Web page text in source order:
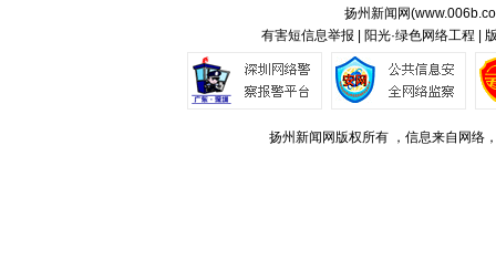
扬州新闻网(
有害短信息举报 | 阳光·绿色网络工程 |
扬州新闻网版权所有 ，信息来自网络